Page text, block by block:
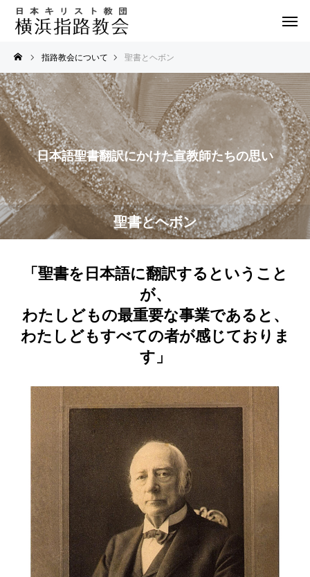
指路教会について 聖書とヘボン
聖書とヘボン
日本語聖書翻訳にかけた宣教師たちの思い
「聖書を日本語に翻訳するということ
が、
わたしどもの最重要な事業であると、
わたしどもすべての者が感じておりま
す」